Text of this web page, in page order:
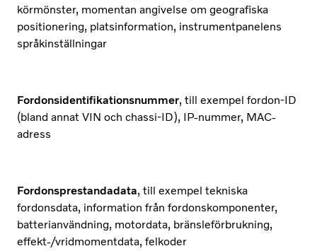
körmönster, momentan angivelse om geografiska
positionering, platsinformation, instrumentpanelens
språkinställningar
Fordonsidentifikationsnummer, till exempel fordon-ID
(bland annat VIN och chassi-ID), IP-nummer, MAC-
adress
Fordonsprestandadata, till exempel tekniska
fordonsdata, information från fordonskomponenter,
batterianvändning, motordata, bränsleförbrukning,
effekt-/vridmomentdata, felkoder